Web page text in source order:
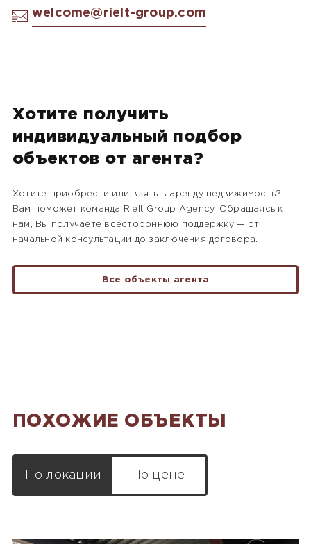
welcome@rielt-group.com
Хотите получить
индивидуальный подбор
объектов от агента?
Хотите приобрести или взять в аренду недвижимость?
Вам поможет команда Rielt Group Agency. Обращаясь к
нам, Вы получаете всестороннюю поддержку — от
начальной консультации до заключения договора.
Все объекты агента
ПОХОЖИЕ ОБЪЕКТЫ
По локации По цене